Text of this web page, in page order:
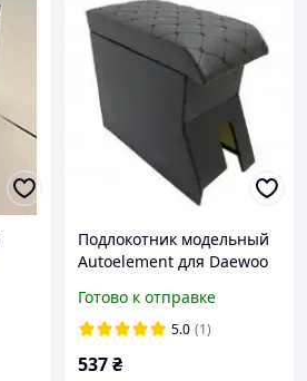
Подлокотник модельный
Autoelement для Daewoo
Готово к отправке
5.0 (1)
537₴